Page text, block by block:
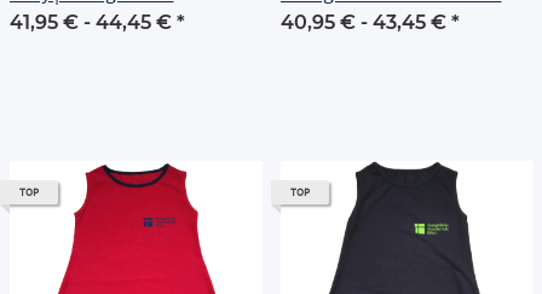
Grundschule Erfurt
41,95 € - 44,45 € *
Erfurt
40,95 € - 43,45 € *
TOP TOP